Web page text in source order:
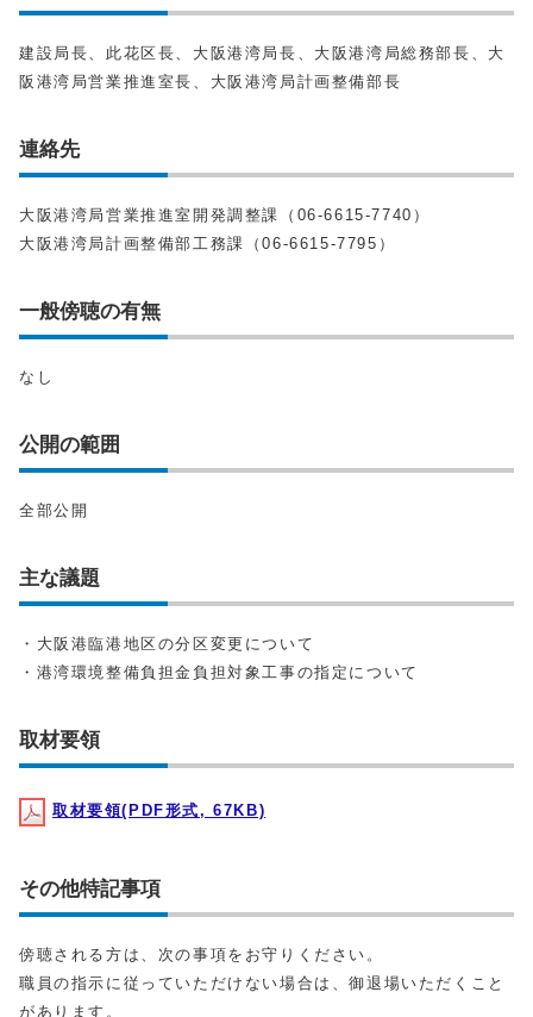
建設局⻑、此花区⻑、⼤阪港湾局⻑、⼤阪港湾局総務部⻑、⼤
阪港湾局営業推進室⻑、⼤阪港湾局計画整備部⻑
連絡先
⼤阪港湾局営業推進室開発調整課（06-6615-7740）
⼤阪港湾局計画整備部工務課（06-6615-7795）
一般傍聴の有無
なし
公開の範囲
全部公開
主な議題
・⼤阪港臨港地区の分区変更について
・港湾環境整備負担⾦負担対象⼯事の指定について
取材要領
取材要領(PDF形式, 67KB)
その他特記事項
傍聴される⽅は、次の事項をお守りください。
職員の指⽰に従っていただけない場合は、御退場いただくこと
があります。